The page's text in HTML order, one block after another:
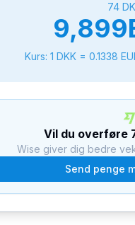
74
9,899
Kurs: 1 DKK= 0.1338
Vil du overføre
Wise giver dig bedre
Send penge